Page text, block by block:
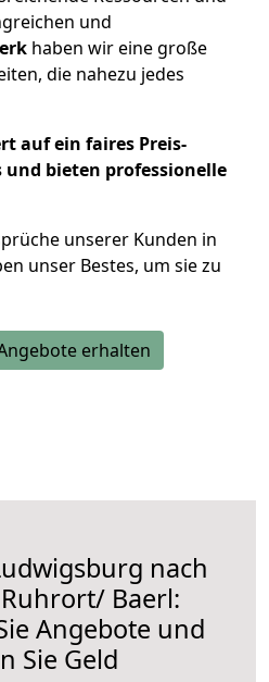
und
haben wir eine große
die nahezu jedes
auf ein faires Preis-
bieten professionelle
unserer Kunden in
unser Bestes, um sie zu
erhalten
nach
Baerl:
Angebote und
Sie Geld